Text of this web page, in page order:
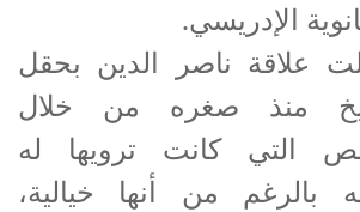
الإدريسي.
علاقة ناصر الدين بحقل
منذ صغره من خلال
التي كانت ترويها له
بالرغم من أنها خيالية،